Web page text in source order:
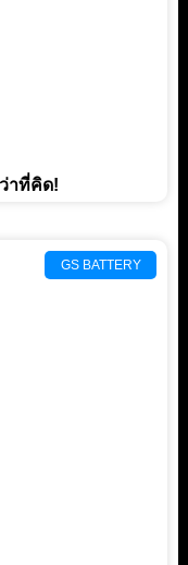
าที่คิด!
GS BATTERY